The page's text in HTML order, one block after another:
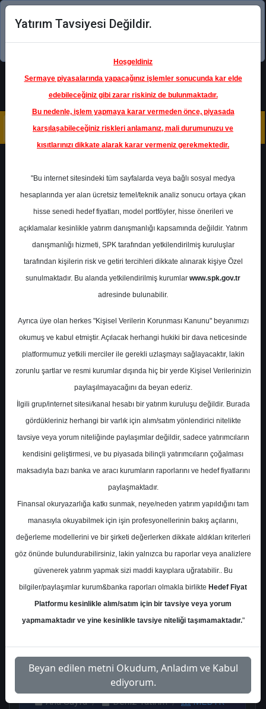
Şimdi uygulamayı indirin!
MEDTR- MEDITERA TIBBI
MALZEME
Hedef Fiyat 45.50 ₺
Getiri
%80.13
0 0
En Yüksek Tahmin
Ortalama Fiyat Tahmini 42,75 ₺
Ortalama Getiri Potansiyeli %69.24
Kurum Sayısı
2
1 1
Ana Sayfa Deniz Yatırım
MEDTR
Yatırım Tavsiyesi Değildir.
Hoşgeldiniz
Sermaye piyasalarında yapacağınız işlemler sonucunda kar elde
edebileceğiniz gibi zarar riskiniz de bulunmaktadır.
Bu nedenle, işlem yapmaya karar vermeden önce, piyasada
karşılaşabileceğiniz riskleri anlamanız, mali durumunuzu ve
kısıtlarınızı dikkate alarak karar vermeniz gerekmektedir.
"Bu internet sitesindeki tüm sayfalarda veya bağlı sosyal medya
hesaplarında yer alan ücretsiz temel/teknik analiz sonucu ortaya çıkan
hisse senedi hedef fiyatları, model portföyler, hisse önerileri ve
açıklamalar kesinlikle yatırım danışmanlığı kapsamında değildir. Yatırım
danışmanlığı hizmeti, SPK tarafından yetkilendirilmiş kuruluşlar
tarafından kişilerin risk ve getiri tercihleri dikkate alınarak kişiye Özel
sunulmaktadır. Bu alanda yetkilendirilmiş kurumlar www.spk.gov.tr
adresinde bulunabilir.
Ayrıca üye olan herkes "Kişisel Verilerin Korunması Kanunu" beyanımızı
okumuş ve kabul etmiştir. Açılacak herhangi hukiki bir dava neticesinde
platformumuz yetkili merciler ile gerekli uzlaşmayı sağlayacaktır, lakin
zorunlu şartlar ve resmi kurumlar dışında hiç bir yerde Kişisel Verilerinizin
paylaşılmayacağını da beyan ederiz.
İlgili grup/internet sitesi/kanal hesabı bir yatırım kuruluşu değildir. Burada
gördükleriniz herhangi bir varlık için alım/satım yönlendirici nitelikte
tavsiye veya yorum niteliğinde paylaşımlar değildir, sadece yatırımcıların
kendisini geliştirmesi, ve bu piyasada bilinçli yatırımcıların çoğalması
maksadıyla bazı banka ve aracı kurumların raporlarını ve hedef fiyatlarını
paylaşmaktadır.
Finansal okuryazarlığa katkı sunmak, neye/neden yatırım yapıldığını tam
manasıyla okuyabilmek için işin profesyonellerinin bakış açılarını,
değerleme modellerini ve bir şirketi değerlerken dikkate aldıkları kriterleri
göz önünde bulundurabilirsiniz, lakin yalnızca bu raporlar veya analizlere
güvenerek yatırım yapmak sizi maddi kayıplara uğratabilir.. Bu
bilgiler/paylaşımlar kurum&banka raporları olmakla birlikte Hedef Fiyat
Platformu kesinlikle alım/satım için bir tavsiye veya yorum
yapmamaktadır ve yine kesinlikle tavsiye niteliği taşımamaktadır."
Beyan edilen metni Okudum, Anladım ve Kabul
ediyorum.